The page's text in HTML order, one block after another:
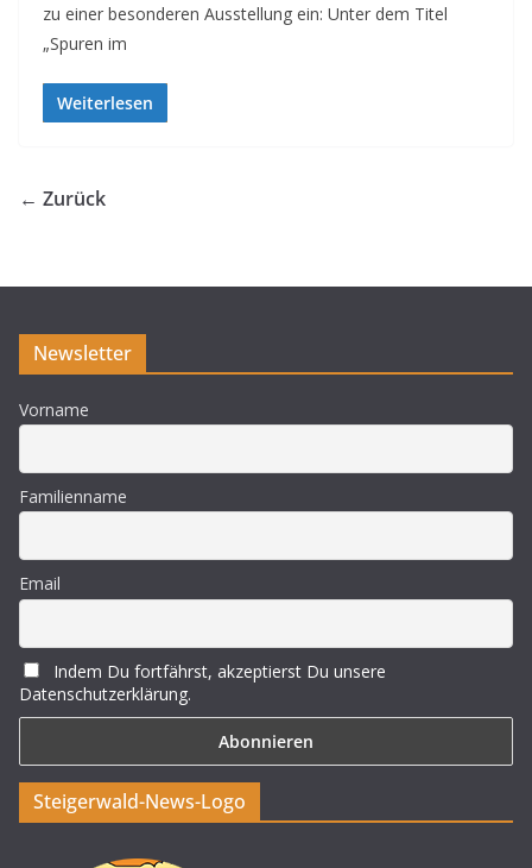
zu einer besonderen Ausstellung ein: Unter dem Titel
„Spuren im
Weiterlesen
← Zurück
Newsletter
Vorname
Familienname
Email
Indem Du fortfährst, akzeptierst Du unsere
Datenschutzerklärung.
Steigerwald-News-Logo